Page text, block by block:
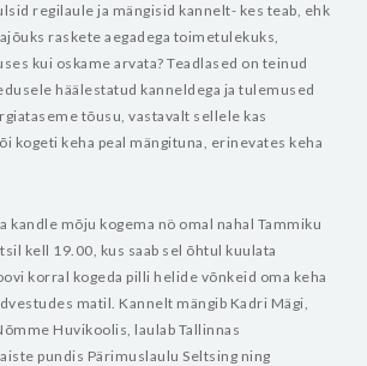
regilaule ja mängisid kannelt- kes teab, ehk
raskete aegadega toimetulekuks,
kui oskame arvata? Teadlased on teinud
häälestatud kanneldega ja tulemused
tõusu, vastavalt sellele kas
kogeti keha peal mängituna, erinevates keha
kandle mõju kogema nö omal nahal Tammiku
kell 19.00, kus saab sel õhtul kuulata
korral kogeda pilli helide võnkeid oma keha
matil. Kannelt mängib Kadri Mägi,
Huvikoolis, laulab Tallinnas
pundis Pärimuslaulu Seltsing ning